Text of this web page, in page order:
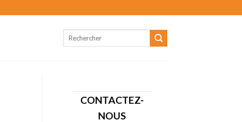
CONTACTEZ-
NOUS